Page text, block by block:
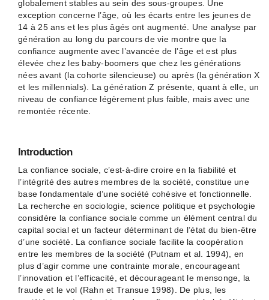
globalement stables au sein des sous-groupes. Une
exception concerne l’âge, où les écarts entre les jeunes de
14 à 25 ans et les plus âgés ont augmenté. Une analyse par
génération au long du parcours de vie montre que la
confiance augmente avec l’avancée de l’âge et est plus
élevée chez les baby-boomers que chez les générations
nées avant (la cohorte silencieuse) ou après (la génération X
et les millennials). La génération Z présente, quant à elle, un
niveau de confiance légèrement plus faible, mais avec une
remontée récente.
Introduction
La confiance sociale, c’est-à-dire croire en la fiabilité et
l’intégrité des autres membres de la société, constitue une
base fondamentale d’une société cohésive et fonctionnelle.
La recherche en sociologie, science politique et psychologie
considère la confiance sociale comme un élément central du
capital social et un facteur déterminant de l’état du bien-être
d’une société. La confiance sociale facilite la coopération
entre les membres de la société (Putnam et al. 1994), en
plus d’agir comme une contrainte morale, encourageant
l’innovation et l’efficacité, et décourageant le mensonge, la
fraude et le vol (Rahn et Transue 1998). De plus, les